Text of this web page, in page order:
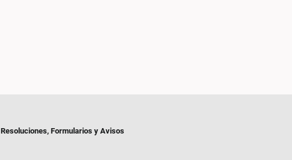
Resoluciones, Formularios y Avisos